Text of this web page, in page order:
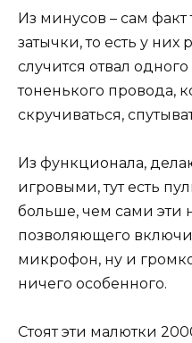
Из минусов – сам факт
затычки, то есть у них
случится отвал
тоненького провода,
скручиваться,
Из функционала,
игровыми, тут есть
больше, чем сами эти
позволяющего
микрофон, ну и
ничего особенного.
Стоят эти малютки